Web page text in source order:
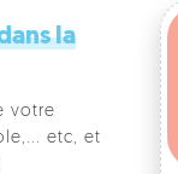
la
votre
etc, et